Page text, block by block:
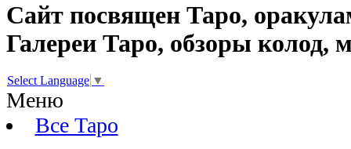
Сайт посвящен Таро,
Галереи Таро, обзоры колод,
Select Language ▼
Меню
Все Таро